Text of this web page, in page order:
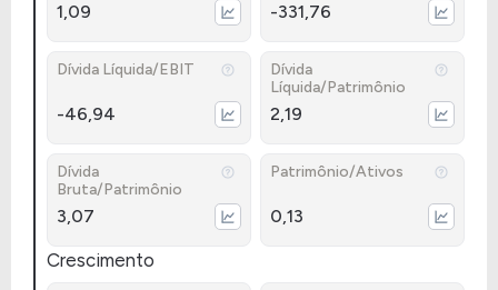
1,09 -331,76
Dívida Líquida/EBIT
-46,94
Dívida
Líquida/Patrimônio
2,19
Dívida
Bruta/Patrimônio
3,07
Patrimônio/Ativos
0,13
Crescimento